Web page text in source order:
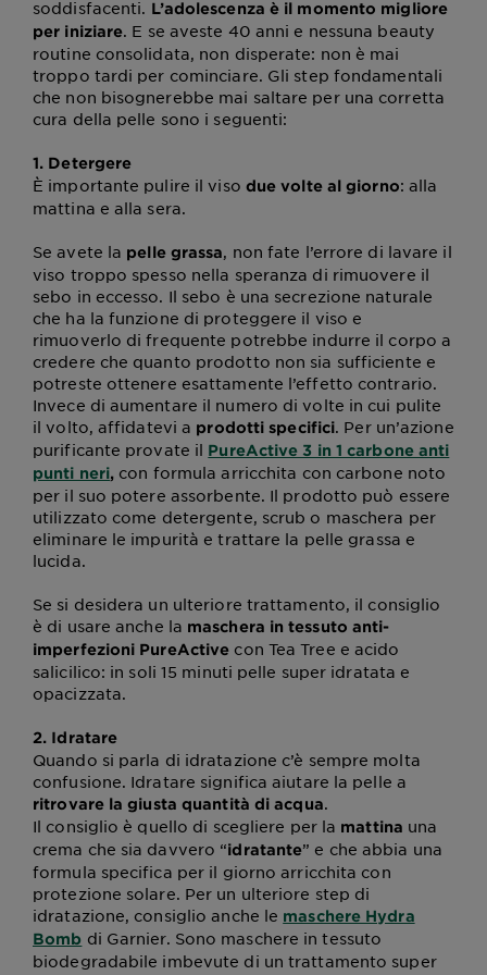
soddisfacenti. L’adolescenza è il momento migliore
per iniziare. E se aveste 40 anni e nessuna beauty
routine consolidata, non disperate: non è mai
troppo tardi per cominciare. Gli step fondamentali
che non bisognerebbe mai saltare per una corretta
cura della pelle sono i seguenti:
1. Detergere
È importante pulire il viso due volte al giorno: alla
mattina e alla sera.
Se avete la pelle grassa, non fate l’errore di lavare il
viso troppo spesso nella speranza di rimuovere il
sebo in eccesso. Il sebo è una secrezione naturale
che ha la funzione di proteggere il viso e
rimuoverlo di frequente potrebbe indurre il corpo a
credere che quanto prodotto non sia sufficiente e
potreste ottenere esattamente l’effetto contrario.
Invece di aumentare il numero di volte in cui pulite
il volto, affidatevi a prodotti specifici. Per un’azione
purificante provate il PureActive 3 in 1 carbone anti
punti neri, con formula arricchita con carbone noto
per il suo potere assorbente. Il prodotto può essere
utilizzato come detergente, scrub o maschera per
eliminare le impurità e trattare la pelle grassa e
lucida.
Se si desidera un ulteriore trattamento, il consiglio
è di usare anche la maschera in tessuto anti-
imperfezioni PureActive con Tea Tree e acido
salicilico: in soli 15 minuti pelle super idratata e
opacizzata.
2. Idratare
Quando si parla di idratazione c’è sempre molta
confusione. Idratare significa aiutare la pelle a
ritrovare la giusta quantità di acqua.
Il consiglio è quello di scegliere per la mattina una
crema che sia davvero “idratante” e che abbia una
formula specifica per il giorno arricchita con
protezione solare. Per un ulteriore step di
idratazione, consiglio anche le maschere Hydra
Bomb di Garnier. Sono maschere in tessuto
biodegradabile imbevute di un trattamento super